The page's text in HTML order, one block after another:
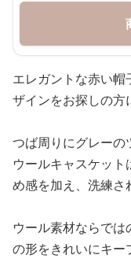
エレガントな赤い
ザインをお探しの方
つば周りにグレーの
ウールキャスケッ
め感を加え、洗練さ
ウール素材ならで
の形をきれいにキー